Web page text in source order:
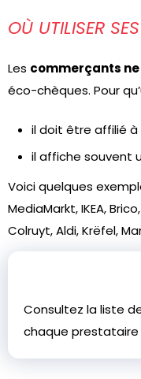
OÙ UTILISER
Les commerçants
éco-chèques. Pour
il doit être affilié à
il affiche souvent
Voici quelques
MediaMarkt, IKEA,
Colruyt, Aldi, Krëfel,
Consultez la liste
chaque prestataire